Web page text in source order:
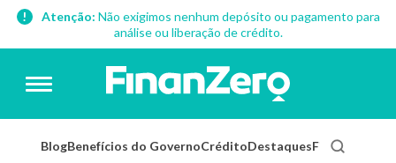
Atenção: Não exigimos nenhum depósito ou pagamento para
análise ou liberação de crédito.
BlogBenefícios do GovernoCréditoDestaquesFinanças